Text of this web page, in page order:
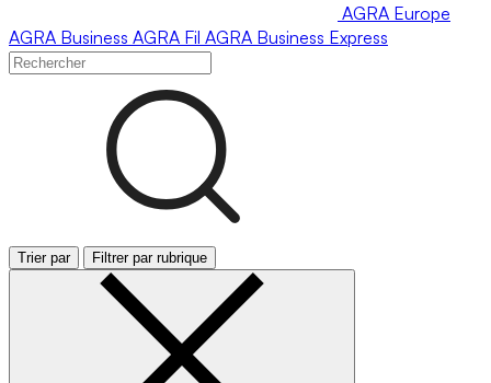
AGRA Europe
AGRA Business AGRA Fil AGRA Business Express
Trier par Filtrer par rubrique